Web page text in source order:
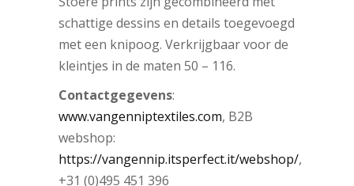
schattige dessins en details toegevoegd
met een knipoog. Verkrijgbaar voor de
kleintjes in de maten 50 – 116.
Contactgegevens:
www.vangenniptextiles.com, B2B
webshop:
https://vangennip.itsperfect.it/webshop/,
+31 (0)495 451 396